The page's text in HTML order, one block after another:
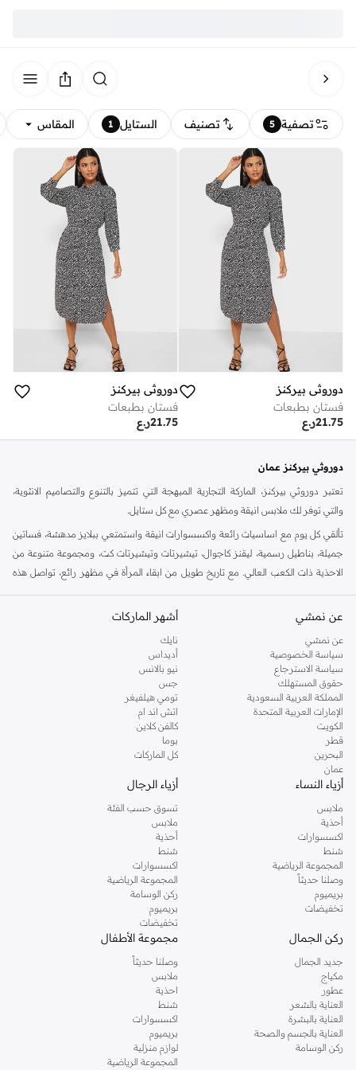
تصفية 5 تصنيف الستايل 1 المقاس
دوروثي بيركنز
فستان بطبعات
ر.ع21.75
دوروثي بيركنز
فستان بطبعات
ر.ع21.75
دوروثي بيركنز عمان
تعتبر دوروثي بيركنز، الماركة التجارية المبهجة التي تتميز بالتنوع والتصاميم الانثوية،
والتي توفر لك ملابس انيقة ومظهر عصري مع كل ستايل.
تألقي كل يوم مع اساسيات رائعة واكسسوارات انيقة واستمتعي ببلايز مدهشة، فساتين
جميلة، بناطيل رسمية، ليقنز كاجوال، تيشيرتات وتيشيرتات كت، ومجموعة متنوعة من
الاحذية ذات الكعب العالي. مع تاريخ طويل من ابقاء المرأة في مظهر رائع، تواصل هذه
كنت تقومين بتجديد خزانة ملابسك الملائمة للعمل، البحث عن فستان مثالي للحفلات او
اليه.
تسوقي دوروثي بيركنز اون لاين مسقط
تسوقي دوروثي بيركنز اون لاين من نمشي واستمتعي باكثر من الف ستايل من مجموعة
دوروثي بيركنز الشهيرة. تصفحي المجموعة كاملة في متجر دوروثي بيركنز اون لاين او
استخدمي القائمة لتحديد تجربة تسوق دوروثي بيركنز اون لاين. خدمة التوصيل السريعة
والدعم الاستثنائي يضمن لك تجربة تسوق ممتعة دائما مع نمشي.
عن نمشي
عن نمشي
سياسة الخصوصية
سياسة الاسترجاع
حقوق المستهلك
المملكة العربية السعودية
الإمارات العربية المتحدة
الكويت
قطر
البحرين
عمان
أشهر الماركات
نايك
أديداس
نيو بالانس
جس
تومي هيلفيغر
اتش اند ام
كالفن كلاين
بوما
كل الماركات
أزياء النساء
ملابس
أحذية
اكسسوارات
شنط
المجموعة الرياضية
وصلنا حديثاً
بريميوم
تخفيضات
أزياء الرجال
تسوق حسب الفئة
ملابس
أحذية
شنط
اكسسوارات
المجموعة الرياضية
ركن الوسامة
بريميوم
تخفيضات
ركن الجمال
جديد الجمال
مكياج
عطور
العناية بالشعر
العناية بالبشرة
العناية بالجسم والصحة
ركن الوسامة
مجموعة الأطفال
وصلنا حديثاً
ملابس
احذية
شنط
اكسسوارات
بريميوم
لوازم منزلية
المجموعة الرياضية